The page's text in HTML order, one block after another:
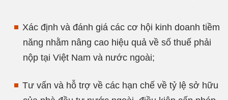
Xác định và đánh giá các cơ hội kinh doanh tiềm
năng nhằm nâng cao hiệu quả về số thuế phải
nộp tại Việt Nam và nước ngoài;
Tư vấn và hỗ trợ về các hạn chế về tỷ lệ sở hữu